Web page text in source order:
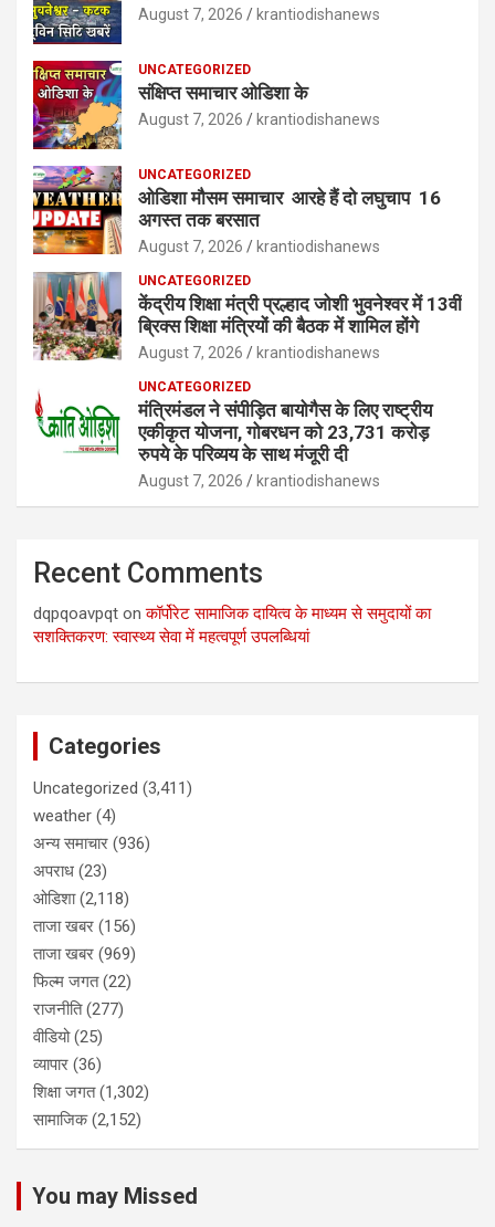
August 7, 2026 krantiodishanews
UNCATEGORIZED
संक्षिप्त समाचार ओडिशा के
August 7, 2026 krantiodishanews
UNCATEGORIZED
ओडिशा मौसम समाचार आरहे हैं दो लघुचाप 16
अगस्त तक बरसात
August 7, 2026 krantiodishanews
UNCATEGORIZED
केंद्रीय शिक्षा मंत्री प्रल्हाद जोशी भुवनेश्वर में 13वीं
ब्रिक्स शिक्षा मंत्रियों की बैठक में शामिल होंगे
August 7, 2026 krantiodishanews
UNCATEGORIZED
मंत्रिमंडल ने संपीड़ित बायोगैस के लिए राष्ट्रीय
एकीकृत योजना, गोबरधन को 23,731 करोड़
रुपये के परिव्यय के साथ मंजूरी दी
August 7, 2026 krantiodishanews
Recent Comments
dqpqoavpqt onकॉर्पोरेट सामाजिक दायित्व के माध्यम से समुदायों का
सशक्तिकरण: स्वास्थ्य सेवा में महत्वपूर्ण उपलब्धियां
Categories
Uncategorized (3,411)
weather (4)
अन्य समाचार (936)
अपराध (23)
ओडिशा(2,118)
ताजा खबर (156)
ताजा खबर (969)
फिल्म जगत(22)
राजनीति(277)
वीडियो(25)
व्यापार (36)
शिक्षा जगत(1,302)
सामाजिक(2,152)
You may Missed